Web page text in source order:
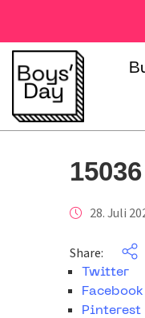
28. Juli
Share:
Twitter
Facebook
Pinterest